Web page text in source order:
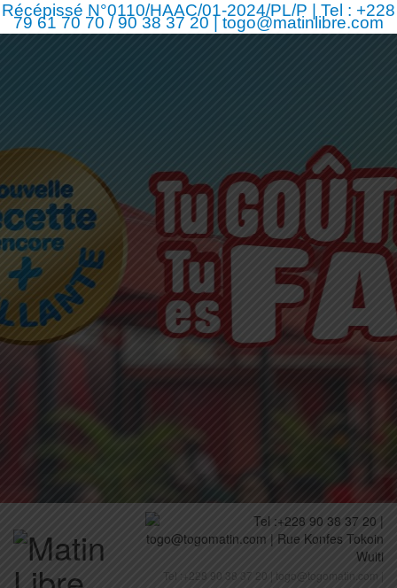
Récépissé N°0110/HAAC/01-2024/PL/P | Tel : +228
79 61 70 70 / 90 38 37 20 | togo@matinlibre.com
Tel :+228 90 38 37 20 | togo@togomatin.com |